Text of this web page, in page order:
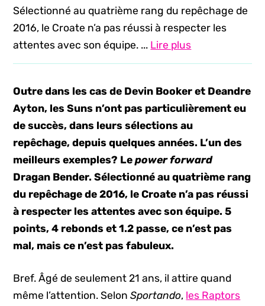
Sélectionné au quatrième rang du repêchage de
2016, le Croate n’a pas réussi à respecter les
attentes avec son équipe. ... Lire plus
Outre dans les cas de Devin Booker et Deandre
Ayton, les Suns n’ont pas particulièrement eu
de succès, dans leurs sélections au
repêchage, depuis quelques années. L’un des
meilleurs exemples? Lepower forward
Dragan Bender. Sélectionné au quatrième rang
du repêchage de 2016, le Croate n’a pas réussi
à respecter les attentes avec son équipe. 5
points, 4 rebonds et 1.2 passe, ce n’est pas
mal, mais ce n’est pas fabuleux.
Bref. Âgé de seulement 21 ans, il attire quand
même l’attention. SelonSportando, les Raptors